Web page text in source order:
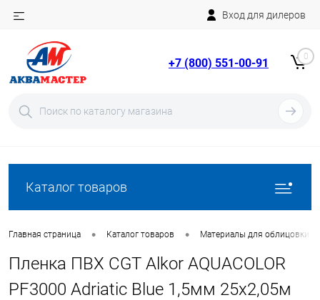
Вход для дилеров
+7 (800) 551-00-91 0
Каталог товаров
Главная страница • Каталог товаров • Материалы для облицовки
Пленка ПВХ CGT Alkor AQUACOLOR
PF3000 Adriatic Blue 1,5мм 25х2,05м